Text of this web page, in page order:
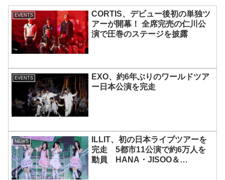
EVENTS
CORTIS、デビュー後初の単独ツ
アーが開幕！ 全席完売の仁川公
演で圧巻のステージを披露
EVENTS
EXO、約6年ぶりのワールドツア
ー日本公演を完走
NEWS
ILLIT、初の日本ライブツアーを
完走 5都市11公演で約6万人を
動員 HANA・JISOO＆